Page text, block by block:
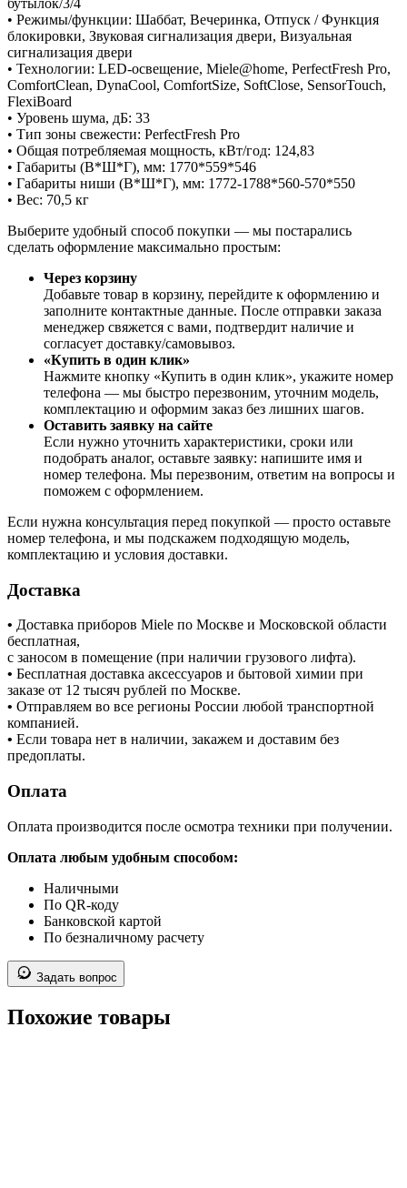
бутылок/3/4
• Режимы/функции: Шаббат, Вечеринка, Отпуск / Функция
блокировки, Звуковая сигнализация двери, Визуальная
сигнализация двери
• Технологии: LED-освещение, Miele@home, PerfectFresh Pro,
ComfortClean, DynaCool, ComfortSize, SoftClose, SensorTouch,
FlexiBoard
• Уровень шума, дБ: 33
• Тип зоны свежести: PerfectFresh Pro
• Общая потребляемая мощность, кВт/год: 124,83
• Габариты (В*Ш*Г), мм: 1770*559*546
• Габариты ниши (В*Ш*Г), мм: 1772-1788*560-570*550
• Вес: 70,5 кг
Выберите удобный способ покупки — мы постарались
сделать оформление максимально простым:
Через корзину
Добавьте товар в корзину, перейдите к оформлению и
заполните контактные данные. После отправки заказа
менеджер свяжется с вами, подтвердит наличие и
согласует доставку/самовывоз.
«Купить в один клик»
Нажмите кнопку «Купить в один клик», укажите номер
телефона — мы быстро перезвоним, уточним модель,
комплектацию и оформим заказ без лишних шагов.
Оставить заявку на сайте
Если нужно уточнить характеристики, сроки или
подобрать аналог, оставьте заявку: напишите имя и
номер телефона. Мы перезвоним, ответим на вопросы и
поможем с оформлением.
Если нужна консультация перед покупкой — просто оставьте
номер телефона, и мы подскажем подходящую модель,
комплектацию и условия доставки.
Доставка
• Доставка приборов Miele по Москве и Московской области
бесплатная,
с заносом в помещение (при наличии грузового лифта).
• Бесплатная доставка аксессуаров и бытовой химии при
заказе от 12 тысяч рублей по Москве.
• Отправляем во все регионы России любой транспортной
компанией.
• Если товара нет в наличии, закажем и доставим без
предоплаты.
Оплата
Оплата производится после осмотра техники при получении.
Оплата любым удобным способом:
Наличными
По QR-коду
Банковской картой
По безналичному расчету
Задать вопрос
Похожие товары